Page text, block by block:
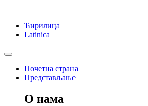
Ћирилица
Latinica
Почетна страна
Представљање
О нама